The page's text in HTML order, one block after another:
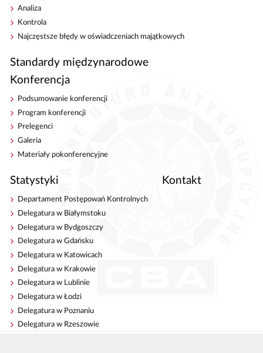
Analiza
Kontrola
Najczęstsze błędy w oświadczeniach majątkowych
Standardy międzynarodowe
Konferencja
Podsumowanie konferencji
Program konferencji
Prelegenci
Galeria
Materiały pokonferencyjne
Statystyki
Departament Postępowań Kontrolnych
Delegatura w Białymstoku
Delegatura w Bydgoszczy
Delegatura w Gdańsku
Delegatura w Katowicach
Delegatura w Krakowie
Delegatura w Lublinie
Delegatura w Łodzi
Delegatura w Poznaniu
Delegatura w Rzeszowie
Kontakt